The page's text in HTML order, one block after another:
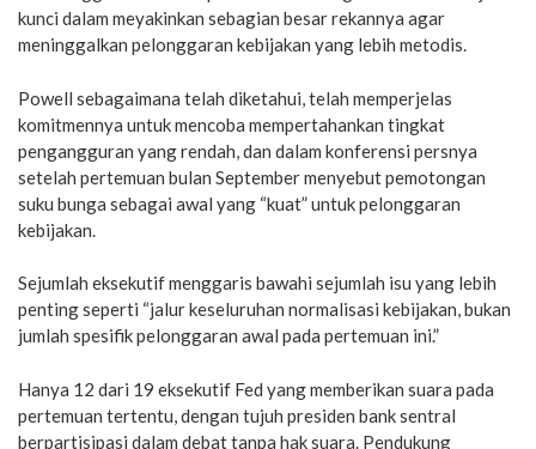
kunci dalam meyakinkan sebagian besar rekannya agar
meninggalkan pelonggaran kebijakan yang lebih metodis.
Powell sebagaimana telah diketahui, telah memperjelas
komitmennya untuk mencoba mempertahankan tingkat
pengangguran yang rendah, dan dalam konferensi persnya
setelah pertemuan bulan September menyebut pemotongan
suku bunga sebagai awal yang “kuat” untuk pelonggaran
kebijakan.
Sejumlah eksekutif menggaris bawahi sejumlah isu yang lebih
penting seperti “jalur keseluruhan normalisasi kebijakan, bukan
jumlah spesifik pelonggaran awal pada pertemuan ini.”
Hanya 12 dari 19 eksekutif Fed yang memberikan suara pada
pertemuan tertentu, dengan tujuh presiden bank sentral
berpartisipasi dalam debat tanpa hak suara. Pendukung